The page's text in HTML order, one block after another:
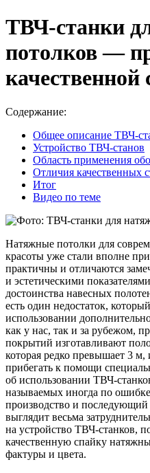
ТВЧ-станки
потолков —
качественной
Содержание:
Общее описание ТВЧ-
Устройство ТВЧ-станов
Область применения
Отличия качественных
Итог
Видео по теме
Натяжные потолки для
красоты уже стали вполне
практичны и отличаются
и эстетическими
достоинства навесных
есть один недостаток,
использовании
как у нас, так и за рубежом,
покрытий изготавливают
которая редко превышает 3 м,
прибегать к помощи
об использовании ТВЧ-
называемых иногда по
производство и
выглядит весьма
на устройство ТВЧ-станков,
качественную спайку
фактуры и цвета.